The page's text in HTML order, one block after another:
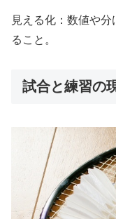
見える化：数値や
ること。
試合と練習の